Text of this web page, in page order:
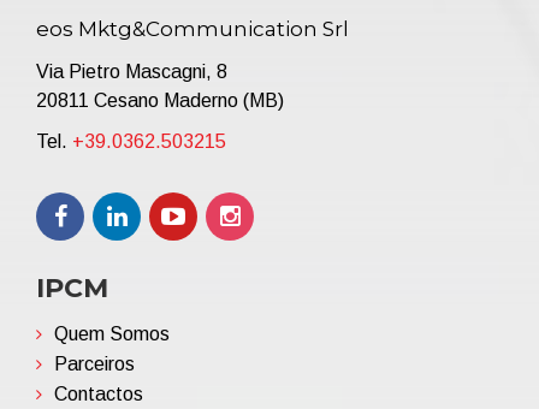
eos Mktg&Communication Srl
Via Pietro Mascagni, 8
20811 Cesano Maderno (MB)
Tel. +39.0362.503215
IPCM
Quem Somos
Parceiros
Contactos